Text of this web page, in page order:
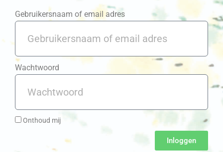
Gebruikersnaam of email adres
Wachtwoord
Onthoud mij
Inloggen